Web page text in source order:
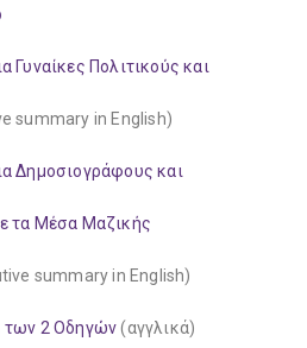
Γυναίκες Πολιτικούς και
summary in English)
Δημοσιογράφους και
τα Μέσα Μαζικής
summary in English)
των 2 Οδηγών(αγγλικά)